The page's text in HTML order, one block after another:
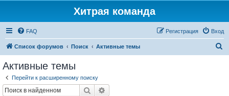
Хитрая команда
FAQ Вход
Регистрация
Список форумов Поиск Активные темы
Активные темы
Перейти к расширенному поиску
Поиск